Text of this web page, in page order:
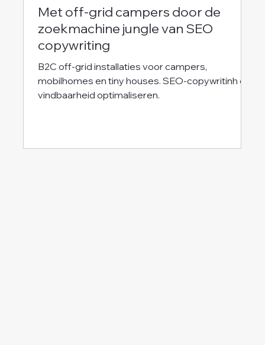
Met off-grid campers door de
zoekmachine jungle van SEO
copywriting
B2C off-grid installaties voor campers,
mobilhomes en tiny houses. SEO-copywritinh en
vindbaarheid optimaliseren.